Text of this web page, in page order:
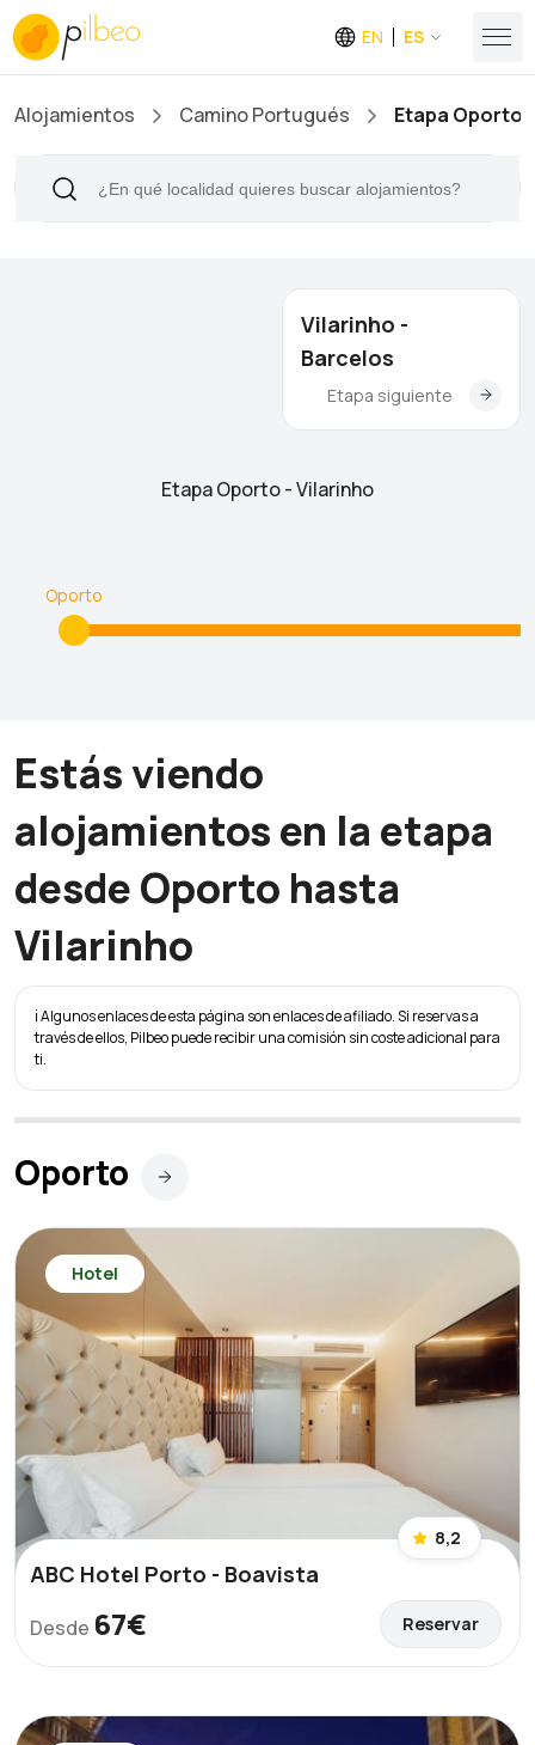
EN ES
Alojamientos Camino Portugués Etapa Oporto
Vilarinho -
Barcelos
Etapa siguiente
Etapa Oporto - Vilarinho
Oporto
Estás viendo
alojamientos en la etapa
desde Oporto hasta
Vilarinho
ℹ️ Algunos enlaces de esta página son enlaces de afiliado. Si reservas a
través de ellos, Pilbeo puede recibir una comisión sin coste adicional para
ti.
Oporto
Hotel
8,2
ABC Hotel Porto - Boavista
Desde 67€ Reservar